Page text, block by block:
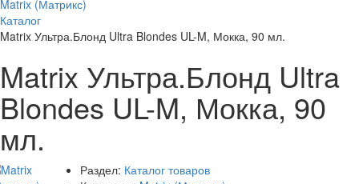
Matrix (Матрикс)
Каталог
Matrix Ультра.Блонд Ultra Blondes UL-M, Мокка, 90 мл.
Matrix Ультра.Блонд Ultra
Blondes UL-M, Мокка, 90
мл.
Раздел: Каталог товаров